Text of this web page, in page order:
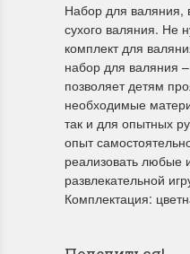
Анастасия Туманова
1 июня 2024 11:29
Dimensions
Набор для валяния,
сухого валяния. Не
комплект для
набор для валяния
позволяет детям
необходимые
так и для опытных
опыт
реализовать любые
развлекательной
Комплектация: